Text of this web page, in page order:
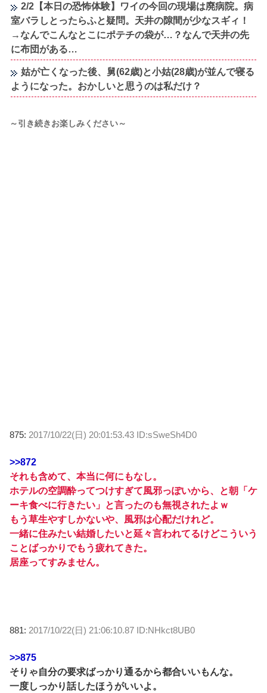
2/2【本日の恐怖体験】ワイの今回の現場は廃病院。病
室バラしとったらふと疑問。天井の隙間が少なスギィ！
→なんでこんなとこにポテチの袋が…？なんで天井の先
に布団がある…
姑が亡くなった後、舅(62歳)と小姑(28歳)が並んで寝る
ようになった。おかしいと思うのは私だけ？
～引き続きお楽しみください～
875: 2017/10/22(日) 20:01:53.43 ID:sSweSh4D0
>>872
それも含めて、本当に何にもなし。
ホテルの空調酔ってつけすぎて風邪っぽいから、と朝「ケ
ーキ食べに行きたい」と言ったのも無視されたよｗ
もう草生やすしかないや、風邪は心配だけれど。
一緒に住みたい結婚したいと延々言われてるけどこういう
ことばっかりでもう疲れてきた。
居座ってすみません。
881: 2017/10/22(日) 21:06:10.87 ID:NHkct8UB0
>>875
そりゃ自分の要求ばっかり通るから都合いいもんな。
一度しっかり話したほうがいいよ。